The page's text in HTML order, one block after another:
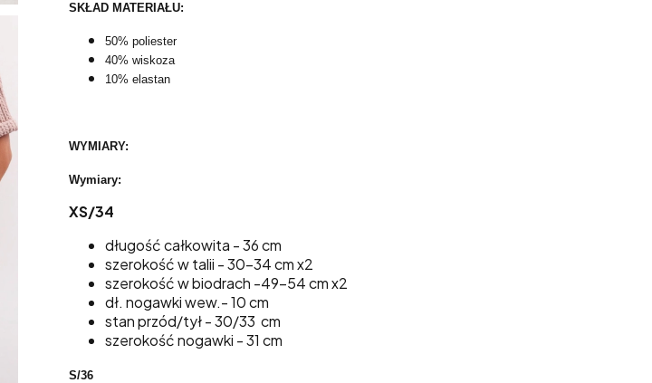
SKŁAD MATERIAŁU:
50% poliester
40% wiskoza
10% elastan
WYMIARY:
Wymiary:
XS/34
długość całkowita - 36 cm
szerokość w talii - 30-34 cm x2
szerokość w biodrach -49-54 cm x2
dł. nogawki wew.- 10 cm
stan przód/tył - 30/33 cm
szerokość nogawki - 31 cm
S/36